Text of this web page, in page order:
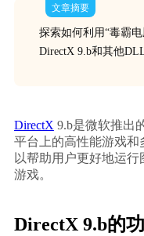
文章摘要
探索如何利用“毒霸
DirectX 9.b和其他
DirectX 9.b是微软推出
平台上的高性能游戏和
以帮助用户更好地运
游戏。
DirectX 9.b的